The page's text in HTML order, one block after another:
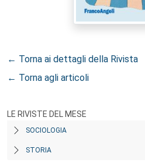
← Torna ai dettagli della Rivista
← Torna agli articoli
LE RIVISTE DEL MESE
SOCIOLOGIA
STORIA